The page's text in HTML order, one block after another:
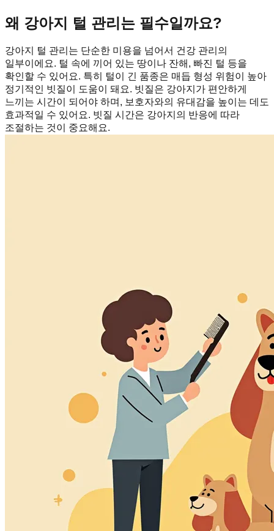
왜 강아지 털 관리는 필수일까요?
강아지 털 관리는 단순한 미용을 넘어서 건강 관리의
일부이에요. 털 속에 끼어 있는 땅이나 잔해, 빠진 털 등을
확인할 수 있어요. 특히 털이 긴 품종은 매듭 형성 위험이 높아
정기적인 빗질이 도움이 돼요. 빗질은 강아지가 편안하게
느끼는 시간이 되어야 하며, 보호자와의 유대감을 높이는 데도
효과적일 수 있어요. 빗질 시간은 강아지의 반응에 따라
조절하는 것이 중요해요.